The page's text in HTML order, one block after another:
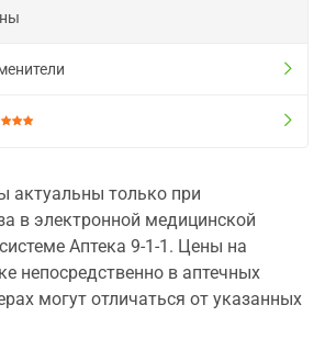
актуальны только при
в электронной медицинской
Аптека 9-1-1. Цены на
непосредственно в аптечных
могут отличаться от указанных